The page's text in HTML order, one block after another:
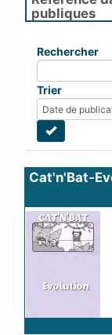
publiques
Rechercher
Trier
Cat'n'Bat-